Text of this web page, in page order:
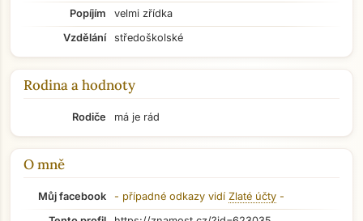
Popíjím
velmi zřídka
Vzdělání
středoškolské
Rodina a hodnoty
Rodiče má je rád
O mně
Můj facebook - případné odkazy vidí Zlaté účty -